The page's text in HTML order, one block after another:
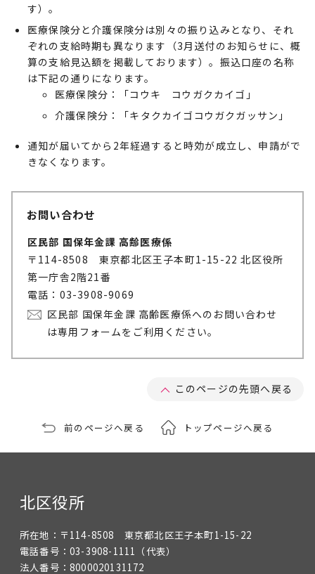
す）。
医療保険分と介護保険分は別々の振り込みとなり、それ
ぞれの支給時期も異なります（3月送付のお知らせに、概
算の支給見込額を掲載しております）。振込口座の名称
は下記の通りになります。
医療保険分：「コウキ コウガクカイゴ」
介護保険分：「キタクカイゴコウガクガッサン」
通知が届いてから2年経過すると時効が成立し、申請がで
きなくなります。
お問い合わせ
区民部 国保年金課 高齢医療係
〒114-8508 東京都北区王子本町1-15-22 北区役所
第一庁舎2階21番
電話：03-3908-9069
区民部 国保年金課 高齢医療係へのお問い合わせ
は専用フォームをご利用ください。
このページの先頭へ戻る
前のページへ戻る トップページへ戻る
北区役所
所在地： 〒114-8508 東京都北区王子本町1-15-22
電話番号： 03-3908-1111 （代表）
法人番号： 8000020131172